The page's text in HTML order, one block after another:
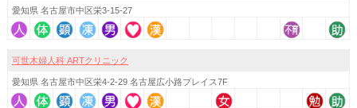
愛知県 名古屋市中区栄3-15-27
可世木婦人科 ARTクリニック
愛知県 名古屋市中区栄4-2-29 名古屋広小路プレイス7F